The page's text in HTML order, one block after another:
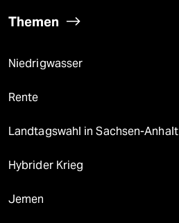
Themen
Niedrigwasser
Rente
Landtagswahl in Sachsen-Anhalt
Hybrider Krieg
Jemen